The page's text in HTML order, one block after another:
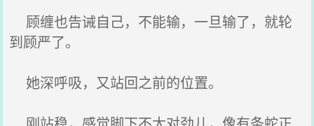
顾缠也告诫自己，不能输，一旦输了，就轮
到顾严了。
她深呼吸，又站回之前的位置。